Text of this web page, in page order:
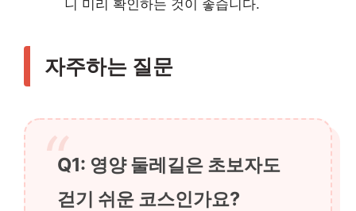
니 미리 확인하는 것이 좋습니다.
자주하는 질문
Q1: 영양 둘레길은 초보자도
걷기 쉬운 코스인가요?